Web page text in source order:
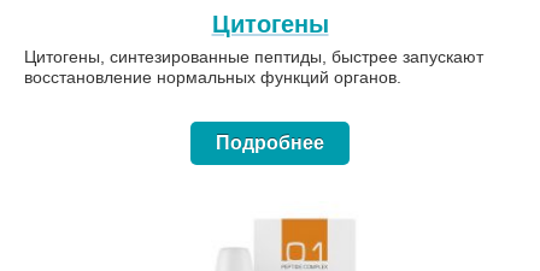
Цитогены
Цитогены, синтезированные пептиды, быстрее запускают
восстановление нормальных функций органов.
Подробнее